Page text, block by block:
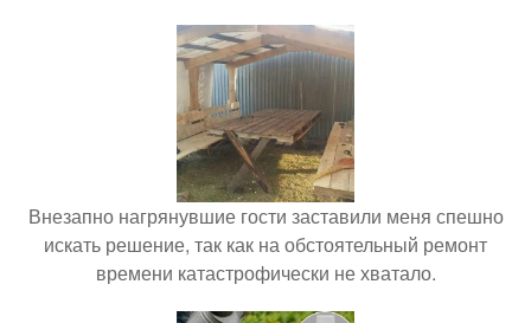
Внезапно нагрянувшие гости заставили меня спешно
искать решение, так как на обстоятельный ремонт
времени катастрофически не хватало.